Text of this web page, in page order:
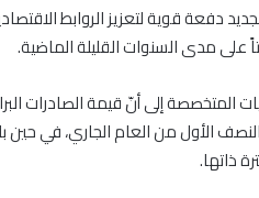
دفعة قوية لتعزيز الروابط
على مدى السنوات القليلة الماضية.
ذاتها.